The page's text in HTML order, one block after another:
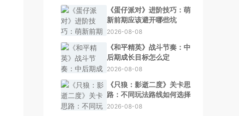
《蛋仔派对》进阶技巧：萌
新前期应该避开哪些坑
2026-08-08
《和平精英》战斗节奏：中
后期成长目标怎么定
2026-08-08
《只狼：影逝二度》关卡思
路：不同玩法路线如何选择
2026-08-08